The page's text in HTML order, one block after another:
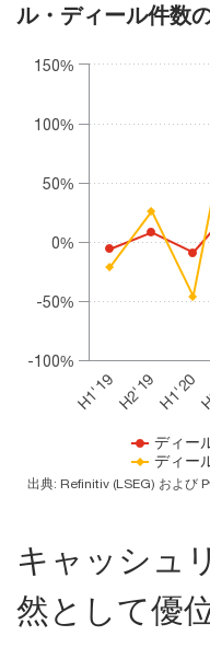
ル・ディール件数
Chart
The chart has 1 X axis
The chart has 1 Y axis
ディー
ディー
H1'19H2'19H1'20
-100%
-50%
0%
50%
100%
150%
出典: Refinitiv (LSEG) および
キャッシュ
然として優